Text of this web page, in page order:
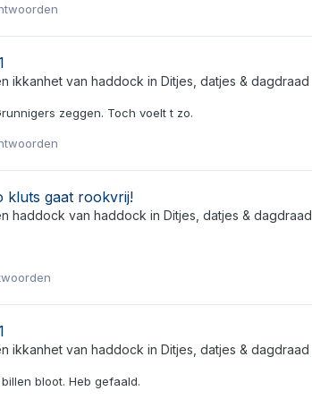
ikkanhet van haddock in Ditjes, datjes & dagdraad
zeggen. Toch voelt t zo.
kluts gaat rookvrij!
haddock van haddock in Ditjes, datjes & dagdraad
ikkanhet van haddock in Ditjes, datjes & dagdraad
bloot. Heb gefaald.